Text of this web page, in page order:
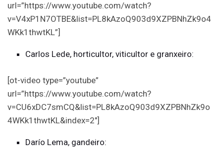
url=”https://www.youtube.com/watch?
v=V4xP1N7OTBE&list=PL8kAzoQ903d9XZPBNhZk9o4
WKk1thwtKL”]
Carlos Lede, horticultor, viticultor e granxeiro:
[ot-video type=”youtube”
url=”https://www.youtube.com/watch?
v=CU6xDC7smCQ&list=PL8kAzoQ903d9XZPBNhZk9o
4WKk1thwtKL&index=2″]
Darío Lema, gandeiro: